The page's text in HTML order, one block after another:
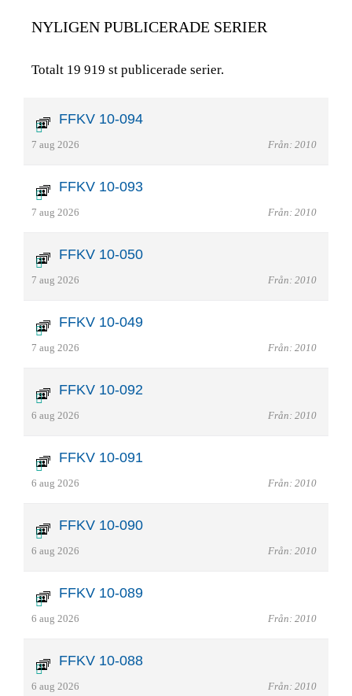
NYLIGEN PUBLICERADE SERIER
Totalt 19 919 st publicerade serier.
FFKV 10-094
7 aug 2026 Från: 2010
FFKV 10-093
7 aug 2026 Från: 2010
FFKV 10-050
7 aug 2026 Från: 2010
FFKV 10-049
7 aug 2026 Från: 2010
FFKV 10-092
6 aug 2026 Från: 2010
FFKV 10-091
6 aug 2026 Från: 2010
FFKV 10-090
6 aug 2026 Från: 2010
FFKV 10-089
6 aug 2026 Från: 2010
FFKV 10-088
6 aug 2026 Från: 2010